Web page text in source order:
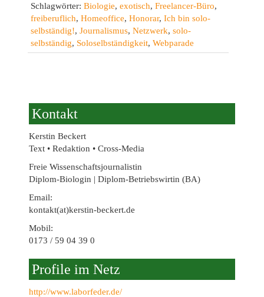
Ich
bin
solo-
selbständig!
Mein
2024
Schlagwörter: Biologie, exotisch, Freelancer-Büro,
freiberuflich, Homeoffice, Honorar, Ich bin solo-
selbständig!, Journalismus, Netzwerk, solo-
selbständig, Soloselbständigkeit, Webparade
Kontakt
Kerstin Beckert
Text • Redaktion • Cross-Media
Freie Wissenschaftsjournalistin
Diplom-Biologin | Diplom-Betriebswirtin (BA)
Email:
kontakt(at)kerstin-beckert.de
Mobil:
0173 / 59 04 39 0
Profile im Netz
http://www.laborfeder.de/